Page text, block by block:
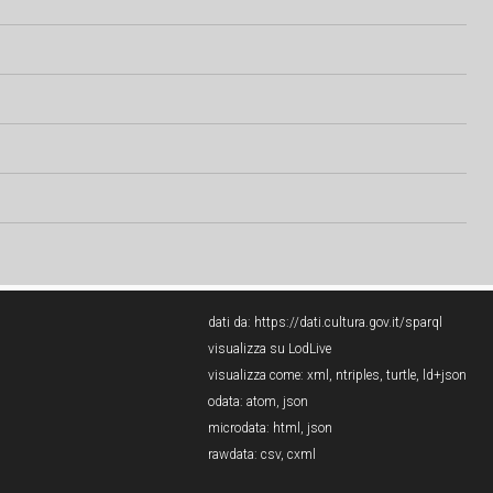
dati da: https://dati.cultura.gov.it/sparql
visualizza su LodLive
visualizza come: xml , ntriples, turtle, ld+json
odata: atom, json
microdata: html , json
rawdata: csv, cxml